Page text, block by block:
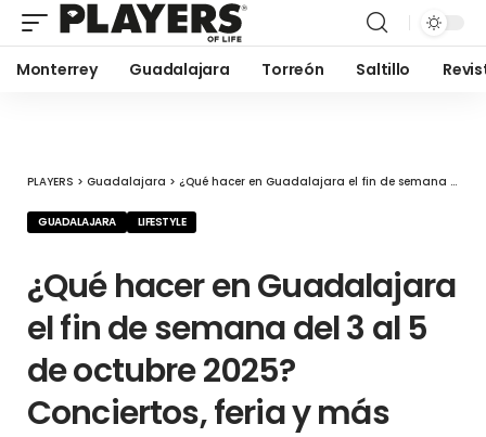
Monterrey Guadalajara Torreón Saltillo
PLAYERS > Guadalajara > ¿Qué hacer en Guadalajara el fin de semana del 3 al 5 de octubre 2025? Conciertos, feria y más
GUADALAJARA LIFESTYLE
¿Qué hacer en Guadalajara
el fin de semana del 3 al 5
de octubre 2025?
Conciertos, feria y más